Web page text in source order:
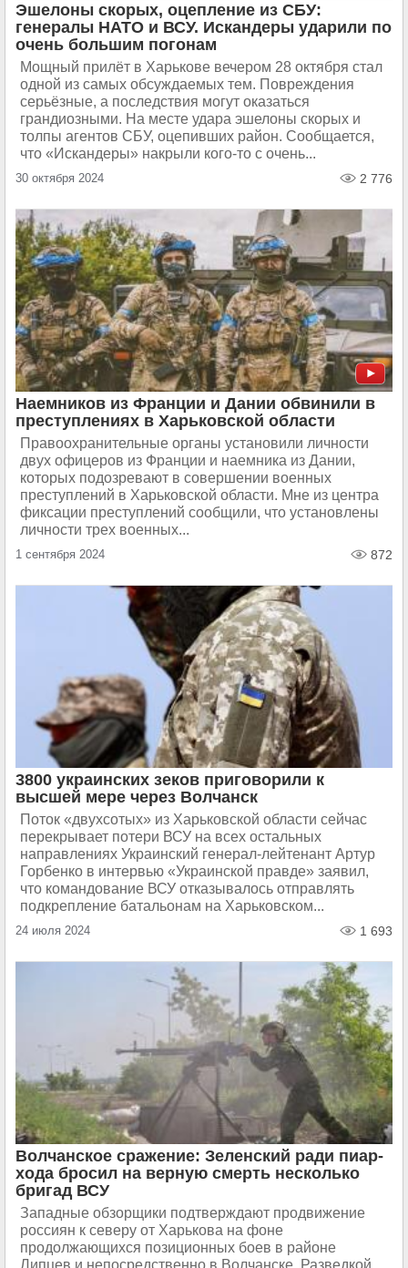
Эшелоны скорых, оцепление из СБУ:
генералы НАТО и ВСУ. Искандеры ударили по
очень большим погонам
Мощный прилёт в Харькове вечером 28 октября стал
одной из самых обсуждаемых тем. Повреждения
серьёзные, а последствия могут оказаться
грандиозными. На месте удара эшелоны скорых и
толпы агентов СБУ, оцепивших район. Сообщается,
что «Искандеры» накрыли кого-то с очень...
30 октября 2024 2 776
Наемников из Франции и Дании обвинили в
преступлениях в Харьковской области
Правоохранительные органы установили личности
двух офицеров из Франции и наемника из Дании,
которых подозревают в совершении военных
преступлений в Харьковской области. Мне из центра
фиксации преступлений сообщили, что установлены
личности трех военных...
1 сентября 2024 872
3800 украинских зеков приговорили к
высшей мере через Волчанск
Поток «двухсотых» из Харьковской области сейчас
перекрывает потери ВСУ на всех остальных
направлениях Украинский генерал-лейтенант Артур
Горбенко в интервью «Украинской правде» заявил,
что командование ВСУ отказывалось отправлять
подкрепление батальонам на Харьковском...
24 июля 2024 1 693
Волчанское сражение: Зеленский ради пиар-
хода бросил на верную смерть несколько
бригад ВСУ
Западные обзорщики подтверждают продвижение
россиян к северу от Харькова на фоне
продолжающихся позиционных боев в районе
Липцев и непосредственно в Волчанске. Разведкой